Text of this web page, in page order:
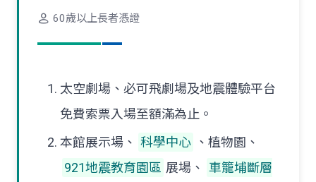
60歲以上長者憑證
太空劇場、必可飛劇場及地震體驗平台
免費索票入場至額滿為止。
本館展示場、 科學中心 、植物園、
921地震教育園區 展場、
車籠埔斷層